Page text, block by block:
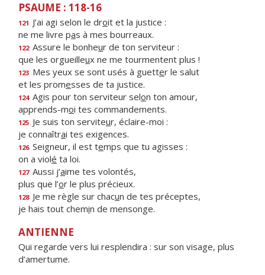
PSAUME : 118-16
121 J’ai agi selon le droit et la justice :
ne me livre pas à mes bourreaux.
122 Assure le bonheur de ton serviteur :
que les orgueilleux ne me tourmentent plus !
123 Mes yeux se sont usés à guetter le salut
et les promesses de ta justice.
124 Agis pour ton serviteur selon ton amour,
apprends-moi tes commandements.
125 Je suis ton serviteur, éclaire-moi :
je connaîtrai tes exigences.
126 Seigneur, il est temps que tu agisses :
on a violé ta loi.
127 Aussi j’aime tes volontés,
plus que l’or le plus précieux.
128 Je me règle sur chacun de tes préceptes,
je hais tout chemin de mensonge.
ANTIENNE
Qui regarde vers lui resplendira : sur son visage, plus
d’amertume.